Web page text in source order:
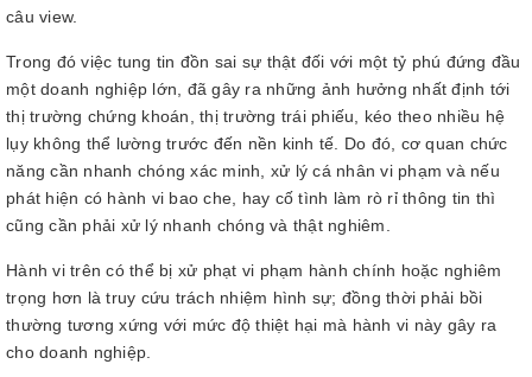
câu view.
Trong đó việc tung tin đồn sai sự thật đối với một tỷ phú đứng đầu
một doanh nghiệp lớn, đã gây ra những ảnh hưởng nhất định tới
thị trường chứng khoán, thị trường trái phiếu, kéo theo nhiều hệ
lụy không thể lường trước đến nền kinh tế. Do đó, cơ quan chức
năng cần nhanh chóng xác minh, xử lý cá nhân vi phạm và nếu
phát hiện có hành vi bao che, hay cố tình làm rò rỉ thông tin thì
cũng cần phải xử lý nhanh chóng và thật nghiêm.
Hành vi trên có thể bị xử phạt vi phạm hành chính hoặc nghiêm
trọng hơn là truy cứu trách nhiệm hình sự; đồng thời phải bồi
thường tương xứng với mức độ thiệt hại mà hành vi này gây ra
cho doanh nghiệp.